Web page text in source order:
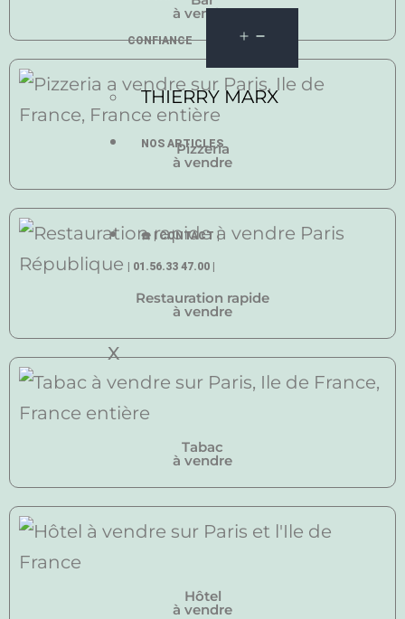
CONFIANCE
THIERRY MARX
NOS ARTICLES
☎️ | CONTACT |
| 01.56.33 47.00 |
X
à vendre
Pizzeria
à vendre
Restauration rapide
à vendre
Tabac
à vendre
Hôtel
à vendre